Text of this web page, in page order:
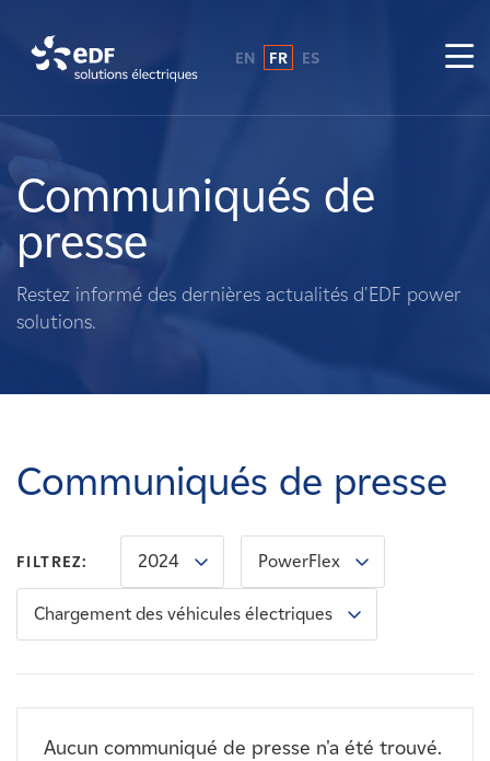
A propos de nous
Ce que nous faisons
Propriétaires fonciers
Carrières
Nouvelles
Contactez-nous
EN FR ES
Communiqués de
presse
Restez informé des dernières actualités d'EDF power
solutions.
Communiqués de presse
FILTREZ: 2024 PowerFlex
Chargement des véhicules électriques
Aucun communiqué de presse n'a été trouvé.